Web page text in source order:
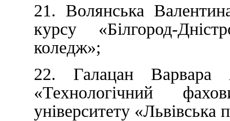
21. Волянська
курсу «Білгород-
коледж»;
22. Галацан Варвара
«Технологічний
університету «Львівська